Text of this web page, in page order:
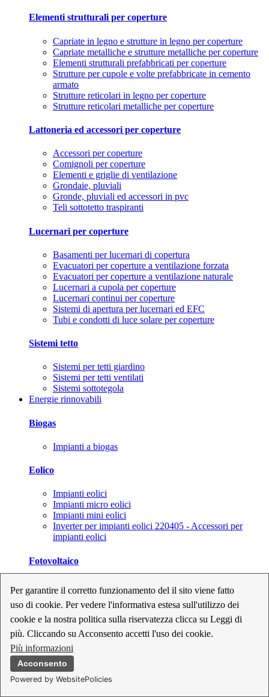
Per garantire il corretto funzionamento del il sito viene fatto
uso di cookie. Per vedere l'informativa estesa sull'utilizzo dei
cookie e la nostra politica sulla riservatezza clicca su Leggi di
più. Cliccando su Acconsento accetti l'uso dei cookie.
Più informazioni
Acconsento
Powered by WebsitePolicies
Elementi strutturali per coperture
Capriate in legno e strutture in legno per coperture
Capriate metalliche e strutture metalliche per coperture
Elementi strutturali prefabbricati per coperture
Strutture per cupole e volte prefabbricate in cemento
armato
Strutture reticolari in legno per coperture
Strutture reticolari metalliche per coperture
Lattoneria ed accessori per coperture
Accessori per coperture
Comignoli per coperture
Elementi e griglie di ventilazione
Grondaie, pluviali
Gronde, pluviali ed accessori in pvc
Teli sottotetto traspiranti
Lucernari per coperture
Basamenti per lucernari di copertura
Evacuatori per coperture a ventilazione forzata
Evacuatori per coperture a ventilazione naturale
Lucernari a cupola per coperture
Lucernari continui per coperture
Sistemi di apertura per lucernari ed EFC
Tubi e condotti di luce solare per coperture
Sistemi tetto
Sistemi per tetti giardino
Sistemi per tetti ventilati
Sistemi sottotegola
Energie rinnovabili
Biogas
Impianti a biogas
Eolico
Impianti eolici
Impianti micro eolici
Impianti mini eolici
Inverter per impianti eolici 220405 - Accessori per
impianti eolici
Fotovoltaico
Inverter per impianti fotovoltaici
Kit per impianti fotovoltaici
Moduli fotovoltaici
Sistemi di monitoraggio per impianti fotovoltaici
Strumenti di collaudo e configurazione per impianti
fotovoltaici
Supporti per impianti fotovoltaici
Geotermia